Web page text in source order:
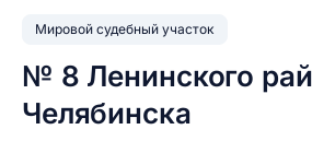
Мировой судебный участок
№ 8 Ленинского
Челябинска